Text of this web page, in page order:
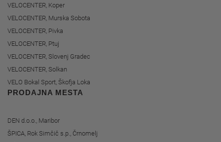
VELOCENTER, Koper
VELOCENTER, Murska Sobota
VELOCENTER, Pivka
VELOCENTER, Ptuj
VELOCENTER, Slovenj Gradec
VELOCENTER, Solkan
VELO Bokal Sport, Škofja Loka
PRODAJNA MESTA
DEN d.o.o., Maribor
ŠPICA, Rok Simčič s.p., Črnomelj